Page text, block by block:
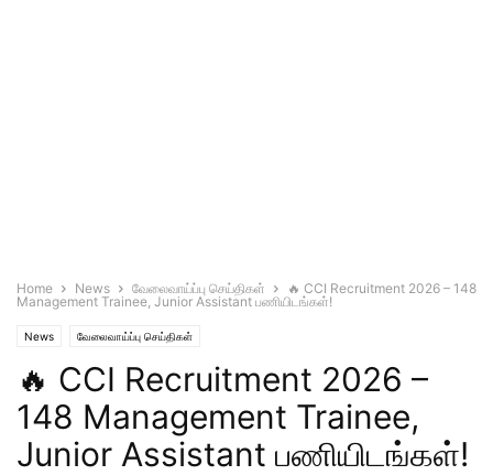
Home News வேலைவாய்ப்பு செய்திகள்
🔥 CCI Recruitment 2026 – 148
Management Trainee, Junior Assistant பணியிடங்கள்!
News வேலைவாய்ப்பு செய்திகள்
🔥 CCI Recruitment 2026 –
148 Management Trainee,
Junior Assistant பணியிடங்கள்!